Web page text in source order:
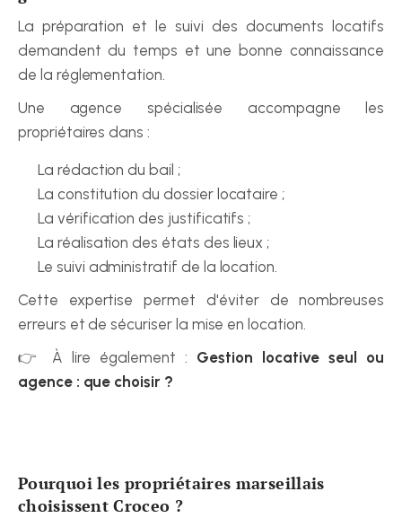
La préparation et le suivi des documents locatifs
demandent du temps et une bonne connaissance
de la réglementation.
Une agence spécialisée accompagne les
propriétaires dans :
La rédaction du bail ;
La constitution du dossier locataire ;
La vérification des justificatifs ;
La réalisation des états des lieux ;
Le suivi administratif de la location.
Cette expertise permet d'éviter de nombreuses
erreurs et de sécuriser la mise en location.
👉 À lire également : Gestion locative seul ou
agence : que choisir ?
Pourquoi les propriétaires marseillais
choisissent Croceo ?